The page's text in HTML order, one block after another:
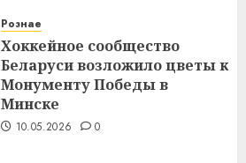
Рознае
Хоккейное сообщество
Беларуси возложило цветы к
Монументу Победы в
Минске
10.05.2026 0